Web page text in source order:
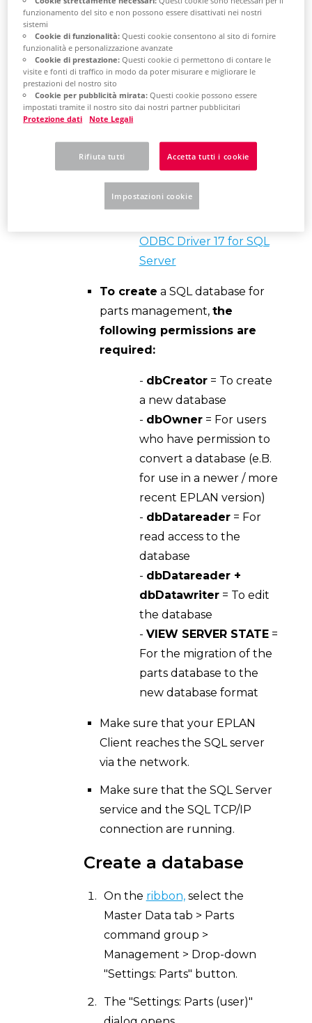
SQL Manager. Alternatively,
password for the SQL-System
Admin Account wide.
Eplan requires the "ODBC
Driver 17" to connect to a SQL
version of this driver can be
found on the Microsoft
Download Center Web site.
ODBC Driver 17 for SQL
Server
To create a SQL database for
parts management, the
following permissions are
required:
- dbCreator= To create
a new database
- dbOwner= For users
who have permission to
convert a database (e.B.
for use in a newer / more
recent EPLAN version)
- dbDatareader= For
read access to the
database
- dbDatareader +
dbDatawriter= To edit
the database
- VIEW SERVER STATE=
For the migration of the
parts database to the
new database format
Make sure that your EPLAN
Client reaches the SQL server
via the network.
Make sure that the SQL Server
service and the SQL TCP/IP
connection are running.
Create a database
On the ribbon,select the
Master Data tab > Parts
command group >
Management > Drop-down
"Settings: Parts" button.
The "Settings: Parts (user)"
funzionamento del sito e non possono essere disattivati ​​nei nostri
sistemi
Cookie di funzionalità:Questi cookie consentono al sito di fornire
funzionalità e personalizzazione avanzate
Cookie di prestazione:Questi cookie ci permettono di contare le
visite e fonti di traffico in modo da poter misurare e migliorare le
prestazioni del nostro sito
Cookie per pubblicità mirata:Questi cookie possono essere
impostati tramite il nostro sito dai nostri partner pubblicitari
Protezione dati
Note Legali
Rifiuta tutti Accetta tutti i cookie
Impostazioni cookie